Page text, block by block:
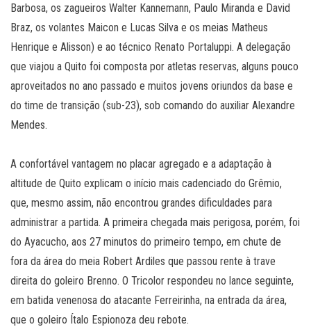
Barbosa, os zagueiros Walter Kannemann, Paulo Miranda e David
Braz, os volantes Maicon e Lucas Silva e os meias Matheus
Henrique e Alisson) e ao técnico Renato Portaluppi. A delegação
que viajou a Quito foi composta por atletas reservas, alguns pouco
aproveitados no ano passado e muitos jovens oriundos da base e
do time de transição (sub-23), sob comando do auxiliar Alexandre
Mendes.
A confortável vantagem no placar agregado e a adaptação à
altitude de Quito explicam o início mais cadenciado do Grêmio,
que, mesmo assim, não encontrou grandes dificuldades para
administrar a partida. A primeira chegada mais perigosa, porém, foi
do Ayacucho, aos 27 minutos do primeiro tempo, em chute de
fora da área do meia Robert Ardiles que passou rente à trave
direita do goleiro Brenno. O Tricolor respondeu no lance seguinte,
em batida venenosa do atacante Ferreirinha, na entrada da área,
que o goleiro Ítalo Espionoza deu rebote.